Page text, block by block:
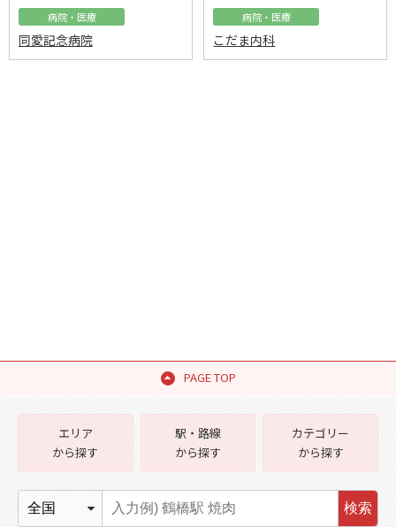
病院・医療
同愛記念病院
病院・医療
こだま内科
PAGE TOP
エリア
から探す
駅・路線
から探す
カテゴリー
から探す
検索